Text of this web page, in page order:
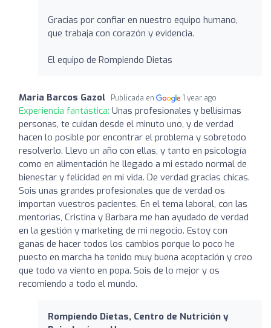
Gracias por confiar en nuestro equipo humano,
que trabaja con corazón y evidencia.
El equipo de Rompiendo Dietas
Maria Barcos Gazol Publicada en 1 year ago
Experiencia fantástica: Unas profesionales y bellísimas
personas, te cuidan desde el minuto uno, y de verdad
hacen lo posible por encontrar el problema y sobretodo
resolverlo. Llevo un año con ellas, y tanto en psicología
como en alimentación he llegado a mi estado normal de
bienestar y felicidad en mi vida. De verdad gracias chicas.
Sois unas grandes profesionales que de verdad os
importan vuestros pacientes. En el tema laboral, con las
mentorias, Cristina y Barbara me han ayudado de verdad
en la gestión y marketing de mi negocio. Estoy con
ganas de hacer todos los cambios porque lo poco he
puesto en marcha ha tenido muy buena aceptación y creo
que todo va viento en popa. Sois de lo mejor y os
recomiendo a todo el mundo.
Rompiendo Dietas, Centro de Nutrición y